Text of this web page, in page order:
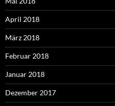
April 2018
März 2018
Februar 2018
Januar 2018
Dezember 2017